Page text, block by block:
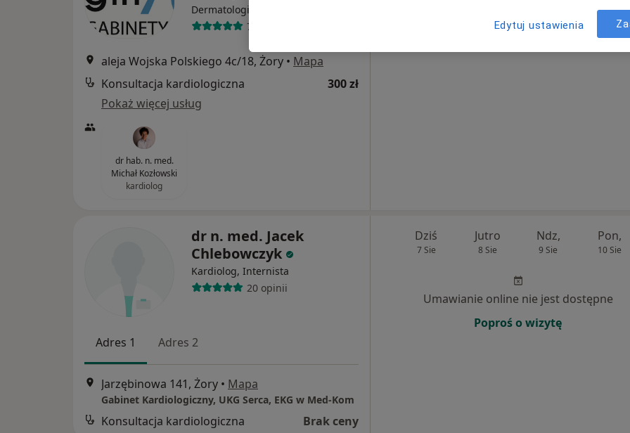
Dermatologia
788 opinii
aleja Wojska Polskiego 4c/18, Żory • Mapa
Konsultacja kardiologiczna
300 zł
Pokaż więcej usług
dr hab. n. med.
Michał Kozłowski
kardiolog
Umawianie online nie jest dostępne
dr n. med. Jacek
Chlebowczyk
Kardiolog, Internista
20 opinii
Adres 1 Adres 2
Jarzębinowa 141, Żory • Mapa
Gabinet Kardiologiczny, UKG Serca, EKG w Med-Kom
Konsultacja kardiologiczna Brak ceny
Dziś
7 Sie
Jutro
8 Sie
Ndz,
9 Sie
Pon,
10 Sie
Umawianie online nie jest dostępne
Poproś o wizytę
Edytuj ustawienia